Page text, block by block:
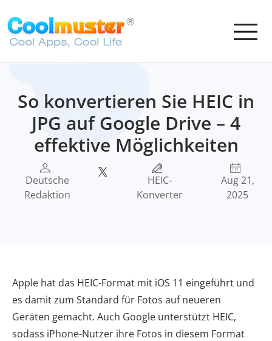
So konvertieren Sie HEIC in
JPG auf Google Drive – 4
effektive Möglichkeiten
Deutsche
Redaktion
HEIC-
Konverter
Aug 21,
2025
Apple hat das HEIC-Format mit iOS 11 eingeführt und
es damit zum Standard für Fotos auf neueren
Geräten gemacht. Auch Google unterstützt HEIC,
sodass iPhone-Nutzer ihre Fotos in diesem Format